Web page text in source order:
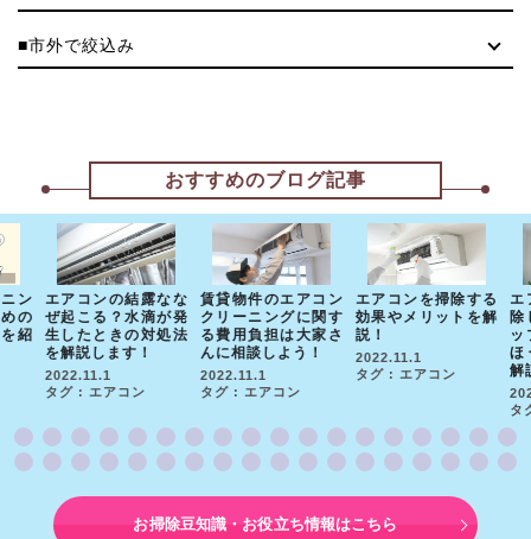
■市外で絞込み
おすすめのブログ記事
ン
の
紹
エアコンの結露なな
ぜ起こる？水滴が発
生したときの対処法
を解説します！
2022.11.1
タグ : エアコン
賃貸物件のエアコン
クリーニングに関す
る費用負担は大家さ
んに相談しよう！
2022.11.1
タグ : エアコン
エアコンを掃除する
効果やメリットを解
説！
2022.11.1
タグ : エアコン
エ
除
ッ
ほ
解
タ
お掃除豆知識・お役立ち情報はこちら